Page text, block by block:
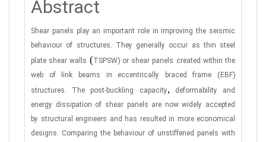
Abstract
Shear panels play an important role in improving the seismic
behaviour of structures. They generally occur as thin steel
plate shear walls (TSPSW) or shear panels created within the
web of link beams in eccentrically braced frame (EBF)
structures. The post-buckling capacity, deformability and
energy dissipation of shear panels are now widely accepted
by structural engineers and has resulted in more economical
designs. Comparing the behaviour of unstiffened panels with